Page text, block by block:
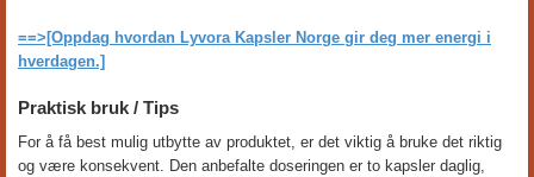
==>[Oppdag hvordan Lyvora Kapsler Norge gir deg mer energi i
hverdagen.]
Praktisk bruk / Tips
For å få best mulig utbytte av produktet, er det viktig å bruke det riktig
og være konsekvent. Den anbefalte doseringen er to kapsler daglig,